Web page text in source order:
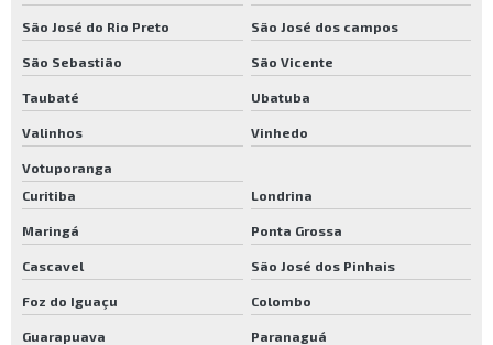
São José do Rio Preto São José dos campos
São Sebastião São Vicente
Taubaté Ubatuba
Valinhos Vinhedo
Votuporanga
Curitiba
Londrina
Maringá Ponta Grossa
Cascavel São José dos Pinhais
Foz do Iguaçu Colombo
Guarapuava Paranaguá